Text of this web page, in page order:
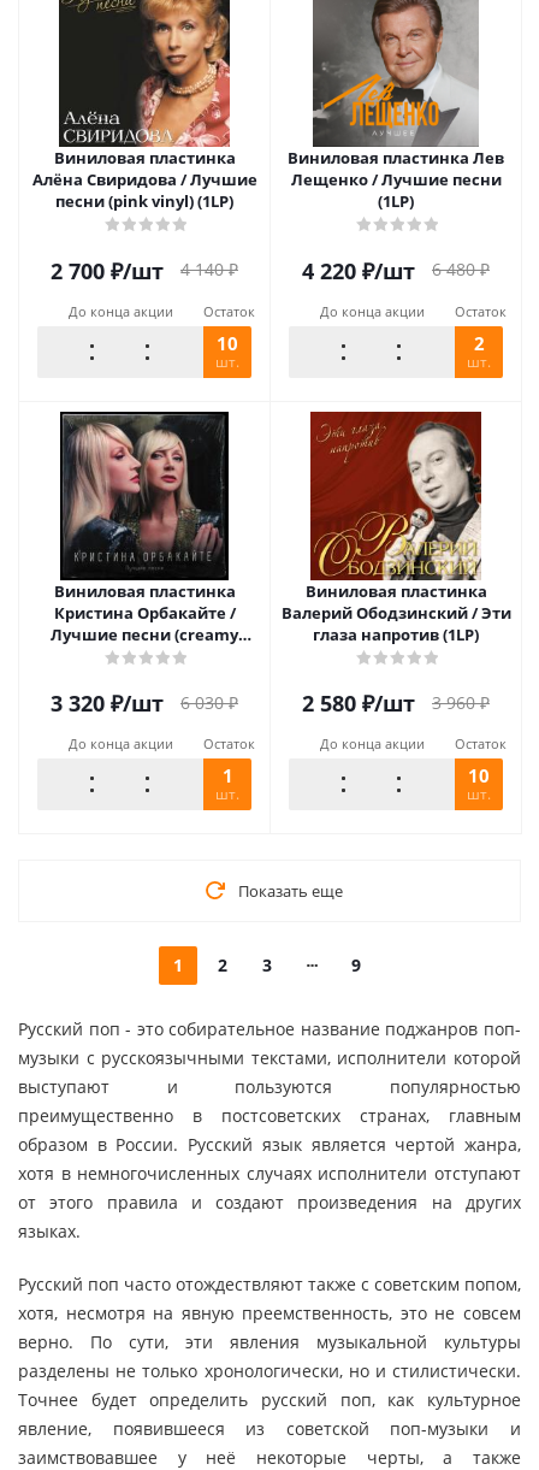
Виниловая пластинка
Алёна Свиридова / Лучшие
песни (pink vinyl) (1LP)
2 700 ₽/шт 4 140₽
До конца акции Остаток
10
шт.
Виниловая пластинка Лев
Лещенко / Лучшие песни
(1LP)
4 220 ₽/шт 6 480₽
До конца акции Остаток
2
шт.
Виниловая пластинка
Кристина Орбакайте /
Лучшие песни (creamy
vinyl) (lp)
3 320 ₽/шт 6 030₽
До конца акции Остаток
1
шт.
Виниловая пластинка
Валерий Ободзинский / Эти
глаза напротив (1LP)
2 580 ₽/шт 3 960₽
До конца акции Остаток
10
шт.
Показать еще
1 2 3 9
Русский поп - это собирательное название поджанров поп-
музыки с русскоязычными текстами, исполнители которой
выступают и пользуются популярностью
преимущественно в постсоветских странах, главным
образом в России. Русский язык является чертой жанра,
хотя в немногочисленных случаях исполнители отступают
от этого правила и создают произведения на других
языках.
Русский поп часто отождествляют также с советским попом,
хотя, несмотря на явную преемственность, это не совсем
верно. По сути, эти явления музыкальной культуры
разделены не только хронологически, но и стилистически.
Точнее будет определить русский поп, как культурное
явление, появившееся из советской поп-музыки и
заимствовавшее у неё некоторые черты, а также